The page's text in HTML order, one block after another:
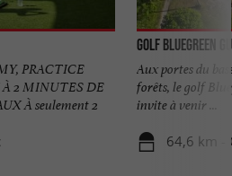
PRACTICE
2 MINUTES DE
À seulement 2
Golf Bluegreen
Aux portes du
forêts, le golf
invite à venir ...
64,6 km -